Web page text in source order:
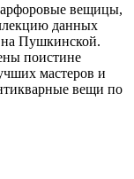
вещицы,
данных
на Пушкинской.
поистине
мастеров и
вещи по